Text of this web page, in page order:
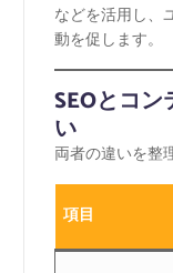
などを活用し、
動を促します。
SEOとコ
い
両者の違いを整
項目